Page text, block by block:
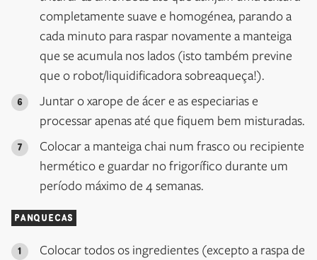
completamente suave e homogénea, parando a
cada minuto para raspar novamente a manteiga
que se acumula nos lados (isto também previne
que o robot/liquidificadora sobreaqueça!).
Juntar o xarope de ácer e as especiarias e
processar apenas até que fiquem bem misturadas.
Colocar a manteiga chai num frasco ou recipiente
hermético e guardar no frigorífico durante um
período máximo de 4 semanas.
PANQUECAS
Colocar todos os ingredientes (excepto a raspa de